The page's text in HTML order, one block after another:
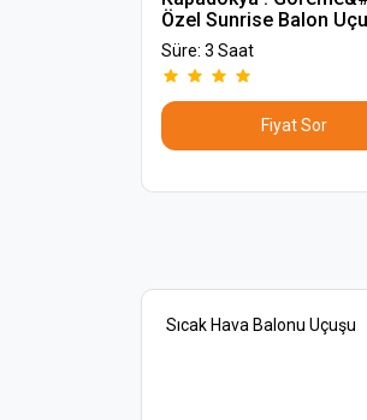
Özel Sunrise Balon
Süre: 3 Saat
Fiyat Sor
Sıcak Hava Balonu Uçuşu